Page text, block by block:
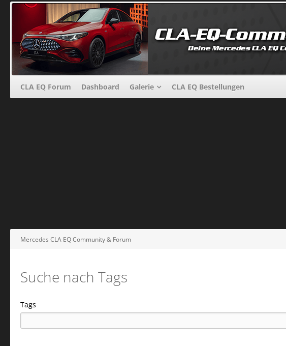
CLA EQ Forum Dashboard Galerie CLA EQ Bestellungen
Mercedes CLA EQ Community & Forum
Suche nach Tags
Tags